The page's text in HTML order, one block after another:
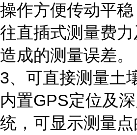
操作方便传动平
往直插式测量费
造成的测量误差。
3、 可直接测量土
内置GPS定位及
统，可显示测量